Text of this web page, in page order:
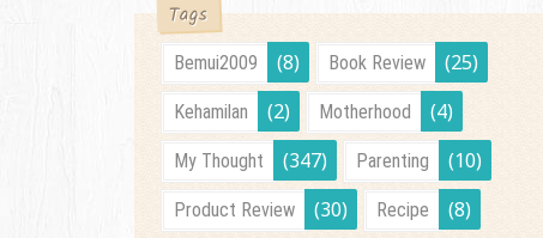
Tags
Bemui2009 (8) Book Review (25)
Kehamilan (2) Motherhood (4)
My Thought (347) Parenting (10)
Product Review (30) Recipe (8)